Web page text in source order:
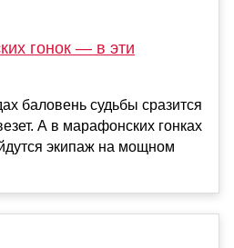
гонок — в эти
баловень судьбы сразится
А в марафонских гонках
экипаж на мощном